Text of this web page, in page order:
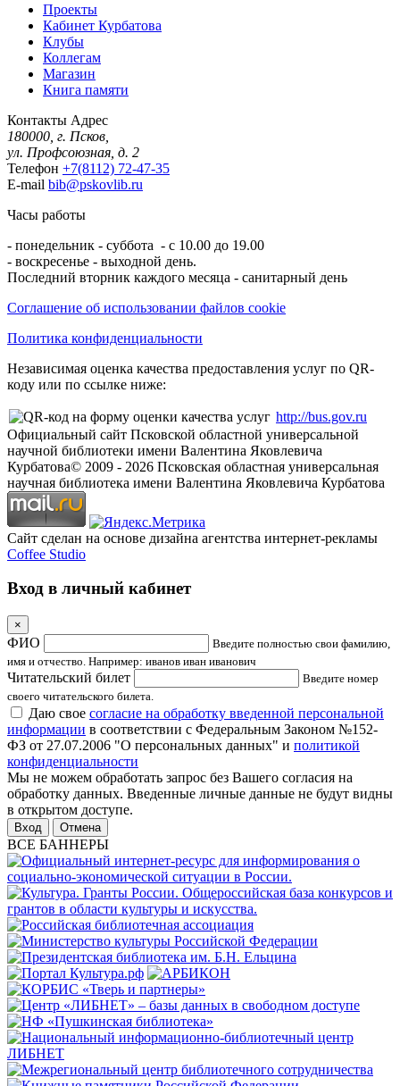
Проекты
Кабинет Курбатова
Клубы
Коллегам
Магазин
Книга памяти
Контакты Адрес
180000, г. Псков,
ул. Профсоюзная, д. 2
Телефон +7(8112) 72-47-35
E-mail bib@pskovlib.ru
Часы работы
- понедельник - суббота - с 10.00 до 19.00
- воскресенье - выходной день.
Последний вторник каждого месяца - санитарный день
Соглашение об использовании файлов cookie
Политика конфиденциальности
Независимая оценка качества предоставления услуг по QR-
коду или по ссылке ниже:
http://bus.gov.ru
Официальный сайт Псковской областной универсальной
научной библиотеки имени Валентина Яковлевича
Курбатова© 2009 - 2026 Псковская областная универсальная
научная библиотека имени Валентина Яковлевича Курбатова
Сайт сделан на основе дизайна агентства интернет-рекламы
Coffee Studio
Вход в личный кабинет
×
ФИО
Введите полностью свои фамилию,
имя и отчество. Например: иванов иван иванович
Читательский билет
Введите номер
своего читательского билета.
Даю свое согласие на обработку введенной персональной
информации в соответствии с Федеральным Законом №152-
ФЗ от 27.07.2006 "О персональных данных" и политикой
конфиденциальности
Мы не можем обработать запрос без Вашего согласия на
обработку данных. Введенные личные данные не будут видны
в открытом доступе.
Отмена
ВСЕ БАННЕРЫ